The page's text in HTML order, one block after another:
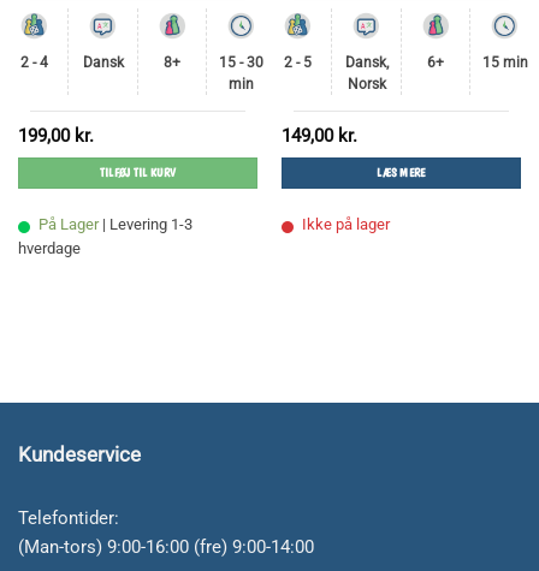
2 - 4 Dansk 8+
15 - 30
min
199,00 kr.
TILFØJ TIL KURV
På Lager | Levering 1-3
hverdage
2 - 5
Dansk,
Norsk
6+ 15 min
149,00 kr.
LÆS MERE
Ikke på lager
Kundeservice
Telefontider:
(Man-tors) 9:00-16:00 (fre) 9:00-14:00